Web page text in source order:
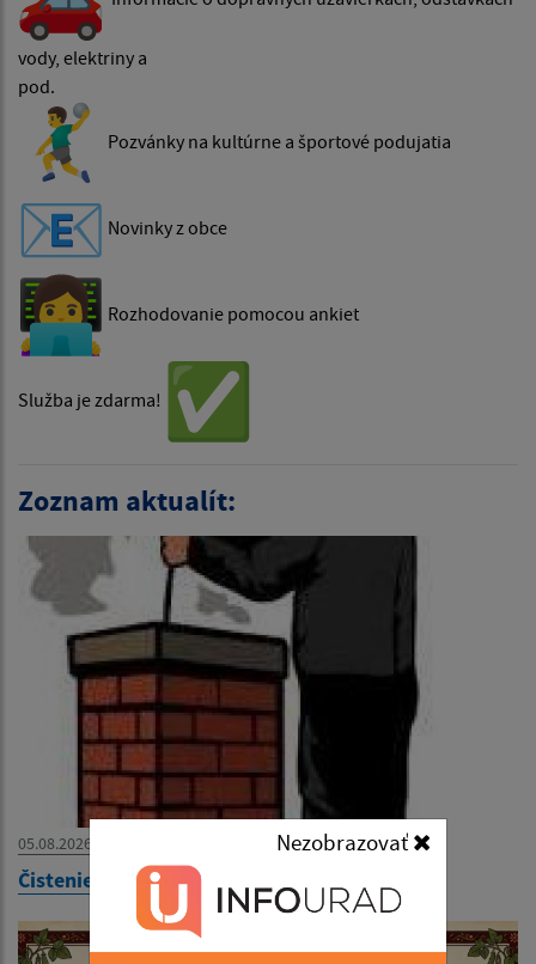
Nezobrazovať
vody, elektriny a
pod.
Pozvánky na kultúrne a športové podujatia
Novinky z obce
‍ Rozhodovanie pomocou ankiet
Služba je zdarma!
Zoznam aktualít:
05.08.2026
Čistenie komínov v obci